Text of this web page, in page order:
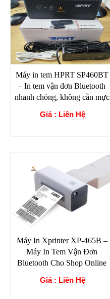
Máy in tem HPRT SP460BT
– In tem vận đơn Bluetooth
nhanh chóng, không cần mực
Giá : Liên Hệ
Máy In Xprinter XP-465B –
Máy In Tem Vận Đơn
Bluetooth Cho Shop Online
Giá : Liên Hệ